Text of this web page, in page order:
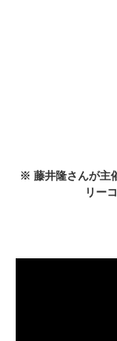
※ 藤井隆さんが主
リー